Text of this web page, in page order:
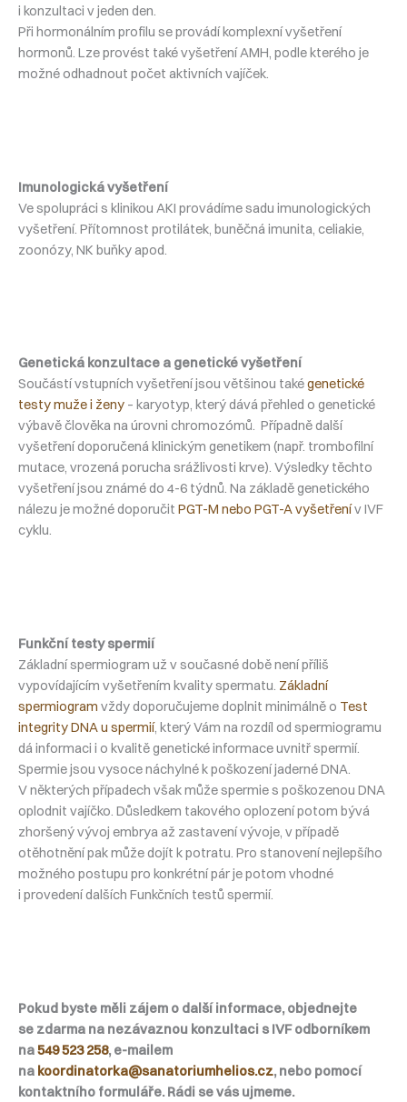
i konzultaci v jeden den.
Při hormonálním profilu se provádí komplexní vyšetření
hormonů. Lze provést také vyšetření AMH, podle kterého je
možné odhadnout počet aktivních vajíček.
Imunologická vyšetření
Ve spolupráci s klinikou AKI provádíme sadu imunologických
vyšetření. Přítomnost protilátek, buněčná imunita, celiakie,
zoonózy, NK buňky apod.
Genetická konzultace a genetické vyšetření
Součástí vstupních vyšetření jsou většinou takégenetické
testy muže i ženy – karyotyp, který dává přehled o genetické
výbavě člověka na úrovni chromozómů. Případně další
vyšetření doporučená klinickým genetikem (např. trombofilní
mutace, vrozená porucha srážlivosti krve). Výsledky těchto
vyšetření jsou známé do 4-6 týdnů. Na základě genetického
nálezu je možné doporučit PGT-M nebo PGT-A vyšetřenív IVF
cyklu.
Funkční testy spermií
Základní spermiogram už v současné době není příliš
vypovídajícím vyšetřením kvality spermatu. Základní
spermiogram vždy doporučujeme doplnit minimálně o Test
integrity DNA u spermií, který Vám na rozdíl od spermiogramu
dá informaci i o kvalitě genetické informace uvnitř spermií.
Spermie jsou vysoce náchylné k poškození jaderné DNA.
V některých případech však může spermie s poškozenou DNA
oplodnit vajíčko. Důsledkem takového oplození potom bývá
zhoršený vývoj embrya až zastavení vývoje, v případě
otěhotnění pak může dojít k potratu. Pro stanovení nejlepšího
možného postupu pro konkrétní pár je potom vhodné
i provedení dalších Funkčních testů spermií.
Pokud byste měli zájem o další informace, objednejte
se zdarma na nezávaznou konzultaci s IVF odborníkem
na549 523 258, e-mailem
na koordinatorka@sanatoriumhelios.cz, nebo pomocí
kontaktního formuláře. Rádi se vás ujmeme.